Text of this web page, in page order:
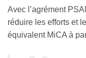
Avec l’agrément
réduire les efforts et
équivalent MiCA à